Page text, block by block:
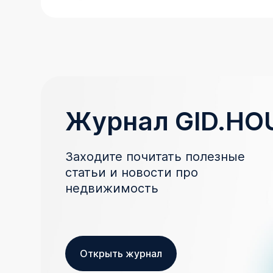
Журнал
Заходите почитать полезные
статьи и новости про
недвижимость
Открыть журнал